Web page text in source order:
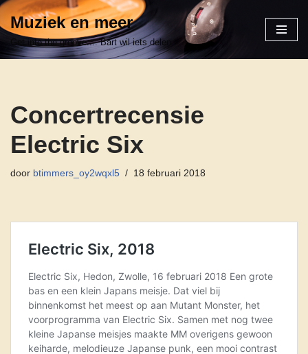
Ga
naar
Muziek en meer
Get into the groove.... Bart wil iets delen
Concertrecensie
Electric Six
door btimmers_oy2wqxl5 18 februari 2018